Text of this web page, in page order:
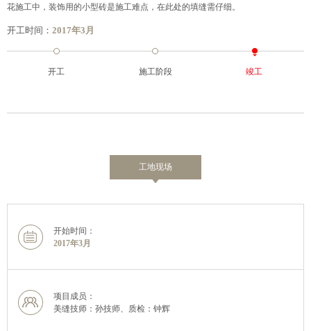
花施工中，装饰用的小型砖是施工难点，在此处的填缝需仔细。
开工时间： 2017年3月
开工 施工阶段 竣工
工地现场
开始时间：
2017年3月
项目成员：
美缝技师：孙技师、质检：钟辉